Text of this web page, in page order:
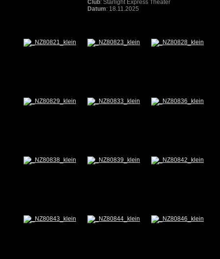
Club: Starlight Express Theater
Datum: 18.11.2025